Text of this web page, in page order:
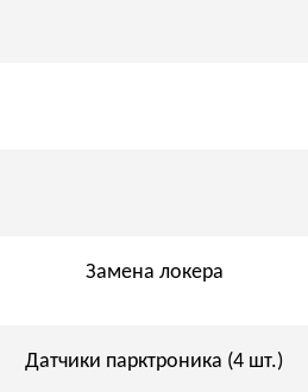
Замена локера
Датчики парктроника (4 шт.)